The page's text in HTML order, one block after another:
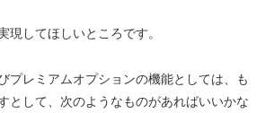
現してほしいところです。
プレミアムオプションの機能としては、も
として、次のようなものがあればいいかな